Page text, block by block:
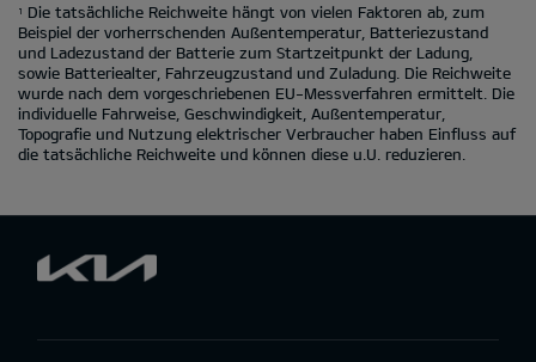
1
Die tatsächliche Reichweite hängt von vielen Faktoren ab, zum
Beispiel der vorherrschenden Außentemperatur, Batteriezustand
und Ladezustand der Batterie zum Startzeitpunkt der Ladung,
sowie Batteriealter, Fahrzeugzustand und Zuladung. Die Reichweite
wurde nach dem vorgeschriebenen EU-Messverfahren ermittelt. Die
individuelle Fahrweise, Geschwindigkeit, Außentemperatur,
Topografie und Nutzung elektrischer Verbraucher haben Einfluss auf
die tatsächliche Reichweite und können diese u.U. reduzieren.